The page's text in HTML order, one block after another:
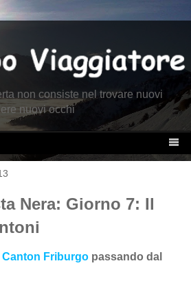
non consiste nel trovare nuovi
nuovi occhi

Nera: Giorno 7: Il
Canton Friburgo passando dal